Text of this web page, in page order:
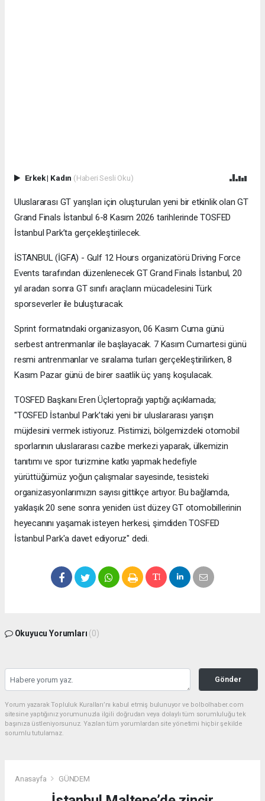
Erkek| Kadın (Haberi Sesli Oku)
Uluslararası GT yarışları için oluşturulan yeni bir etkinlik olan GT
Grand Finals İstanbul 6-8 Kasım 2026 tarihlerinde TOSFED
İstanbul Park’ta gerçekleştirilecek.
İSTANBUL (İGFA) - Gulf 12 Hours organizatörü Driving Force
Events tarafından düzenlenecek GT Grand Finals İstanbul, 20
yıl aradan sonra GT sınıfı araçların mücadelesini Türk
sporseverler ile buluşturacak.
Sprint formatındaki organizasyon, 06 Kasım Cuma günü
serbest antrenmanlar ile başlayacak. 7 Kasım Cumartesi günü
resmi antrenmanlar ve sıralama turları gerçekleştirilirken, 8
Kasım Pazar günü de birer saatlik üç yarış koşulacak.
TOSFED Başkanı Eren Üçlertoprağı yaptığı açıklamada;
"TOSFED İstanbul Park’taki yeni bir uluslararası yarışın
müjdesini vermek istiyoruz. Pistimizi, bölgemizdeki otomobil
sporlarının uluslararası cazibe merkezi yaparak, ülkemizin
tanıtımı ve spor turizmine katkı yapmak hedefiyle
yürüttüğümüz yoğun çalışmalar sayesinde, tesisteki
organizasyonlarımızın sayısı gittikçe artıyor. Bu bağlamda,
yaklaşık 20 sene sonra yeniden üst düzey GT otomobillerinin
heyecanını yaşamak isteyen herkesi, şimdiden TOSFED
İstanbul Park'a davet ediyoruz" dedi.
Okuyucu Yorumları (0)
Gönder
Yorum yazarak Topluluk Kuralları’nı kabul etmiş bulunuyor ve bolbolhaber.com
sitesine yaptığınız yorumunuzla ilgili doğrudan veya dolaylı tüm sorumluluğu tek
başınıza üstleniyorsunuz. Yazılan tüm yorumlardan site yönetimi hiçbir şekilde
sorumlu tutulamaz.
Anasayfa GÜNDEM